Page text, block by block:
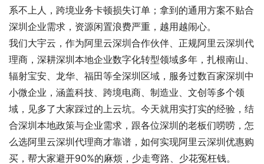
系不上人，跨境业务卡顿损失订单；拿到的通用方案不贴合
深圳企业需求，资源闲置浪费严重，越用越闹心。
我们大宇云，作为阿里云深圳合作伙伴、正规阿里云深圳代
理商，深耕深圳本地企业数字化转型领域多年，扎根南山、
辐射宝安、龙华、福田等全深圳区域，服务过数百家深圳中
小微企业，涵盖科技、跨境电商、制造业、文创等多个领
域，见多了大家踩过的上云坑。今天就用实打实的经验，结
合深圳本地政策与企业需求，跟各位深圳的老板们唠唠，怎
么选阿里云深圳代理商才靠谱，如何实现阿里云深圳优惠购
买，帮大家避开90%的麻烦，少走弯路、少花冤枉钱。